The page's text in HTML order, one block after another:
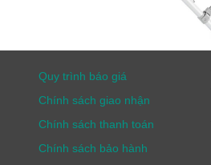
Quy trình báo giá
Chính sách giao nhận
Chính sách thanh toán
Chính sách bảo hành